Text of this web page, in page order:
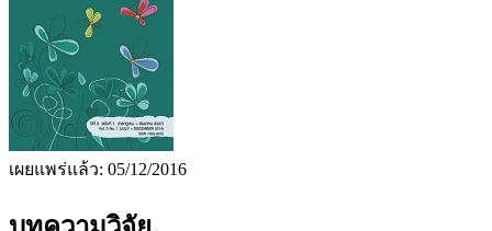
เผยแพร่แล้ว: 05/12/2016